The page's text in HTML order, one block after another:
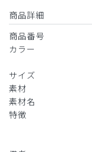
商品詳細
商品番号
カラー
サイズ
素材
素材名
特徴